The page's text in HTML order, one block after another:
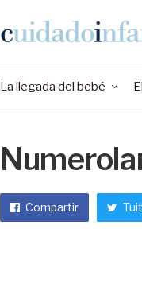
La llegada del bebé
Compartir